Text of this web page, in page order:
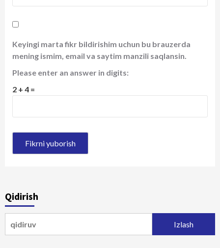
Keyingi marta fikr bildirishim uchun bu brauzerda
mening ismim, email va saytim manzili saqlansin.
Please enter an answer in digits:
2 + 4 =
Qidirish